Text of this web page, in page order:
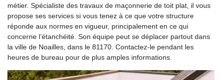
métier. Spécialiste des travaux de maçonnerie de toit plat, il vous
propose ses services si vous tenez à ce que votre structure
réponde aux normes en vigueur, principalement en ce qui
concerne l’étanchéité. Son équipe peut se déplacer partout dans
la ville de Noailles, dans le 81170. Contactez-le pendant les
heures de bureau pour de plus amples informations.